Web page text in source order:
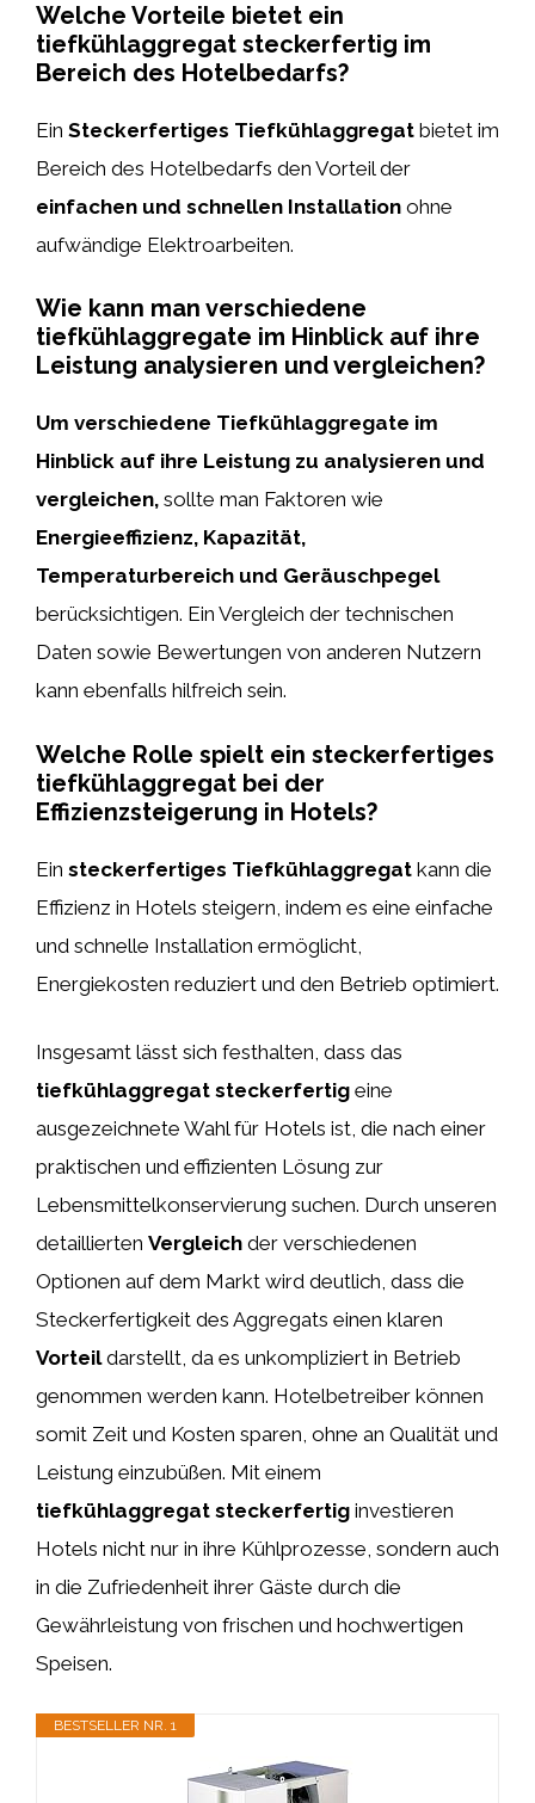
Welche Vorteile bietet ein
tiefkühlaggregat steckerfertig im
Bereich des Hotelbedarfs?
Ein Steckerfertiges Tiefkühlaggregat bietet im
Bereich des Hotelbedarfs den Vorteil der
einfachen und schnellen Installation ohne
aufwändige Elektroarbeiten.
Wie kann man verschiedene
tiefkühlaggregate im Hinblick auf ihre
Leistung analysieren und vergleichen?
Um verschiedene Tiefkühlaggregate im
Hinblick auf ihre Leistung zu analysieren und
vergleichen, sollte man Faktoren wie
Energieeffizienz, Kapazität,
Temperaturbereich und Geräuschpegel
berücksichtigen. Ein Vergleich der technischen
Daten sowie Bewertungen von anderen Nutzern
kann ebenfalls hilfreich sein.
Welche Rolle spielt ein steckerfertiges
tiefkühlaggregat bei der
Effizienzsteigerung in Hotels?
Ein steckerfertiges Tiefkühlaggregat kann die
Effizienz in Hotels steigern, indem es eine einfache
und schnelle Installation ermöglicht,
Energiekosten reduziert und den Betrieb optimiert.
Insgesamt lässt sich festhalten, dass das
tiefkühlaggregat steckerfertig eine
ausgezeichnete Wahl für Hotels ist, die nach einer
praktischen und effizienten Lösung zur
Lebensmittelkonservierung suchen. Durch unseren
detaillierten Vergleich der verschiedenen
Optionen auf dem Markt wird deutlich, dass die
Steckerfertigkeit des Aggregats einen klaren
Vorteildarstellt, da es unkompliziert in Betrieb
genommen werden kann. Hotelbetreiber können
somit Zeit und Kosten sparen, ohne an Qualität und
Leistung einzubüßen. Mit einem
tiefkühlaggregat steckerfertig investieren
Hotels nicht nur in ihre Kühlprozesse, sondern auch
in die Zufriedenheit ihrer Gäste durch die
Gewährleistung von frischen und hochwertigen
Speisen.
BESTSELLER NR. 1